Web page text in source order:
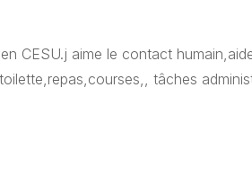
CESU.j aime le contact
tâches